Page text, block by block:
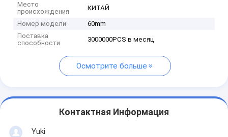
Место
происхождения
КИТАЙ
Номер модели
60mm
Поставка
способности
3000000PCS в месяц
Осмотрите больше
Контактная Информация
Yuki